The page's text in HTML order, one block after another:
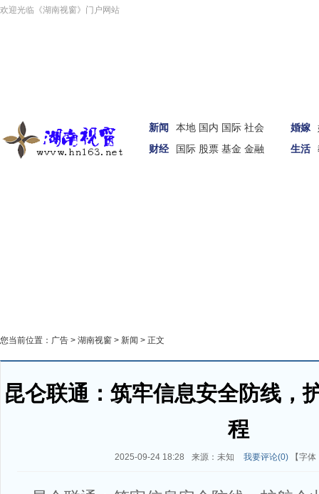
欢迎光临《湖南视窗》门户网站
新闻 本地 国内 国际 社会
财经
国际 股票 基金 金融
婚嫁
生活
您当前位置： 广告 > 湖南视窗 > 新闻 > 正文
昆仑联通：筑牢信息安全防线，
程
2025-09-24 18:28 来源：未知 我要评论(0)【字体